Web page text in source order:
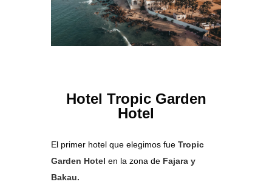
Hotel Tropic Garden
Hotel
El primer hotel que elegimos fue Tropic
Garden Hotel en la zona de Fajara y
Bakau.